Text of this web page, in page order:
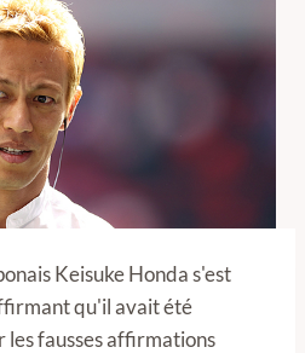
Keisuke Honda s'est
qu'il avait été
les fausses affirmations